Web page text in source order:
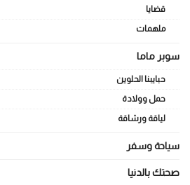
قضايا
ملهمات
سوبر ماما
حبايبنا الحلوين
حمل وولادة
لياقة ورشاقة
سياحة وسفر
صحتك بالدنيا